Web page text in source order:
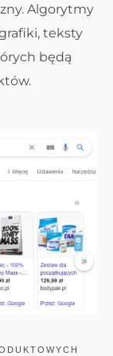
Algorytmy
teksty
będą